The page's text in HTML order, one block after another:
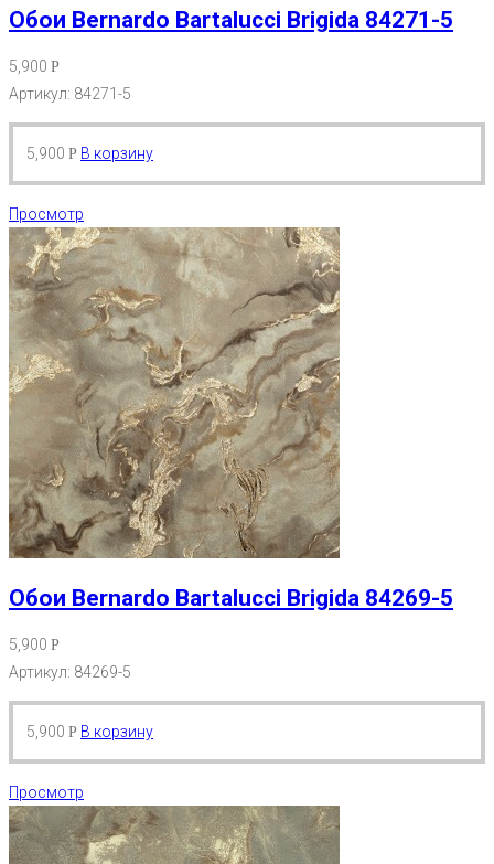
Обои Bernardo Bartalucci Brigida 84271-5
5,900 Р
Артикул: 84271-5
5,900 Р В корзину
Просмотр
Обои Bernardo Bartalucci Brigida 84269-5
5,900 Р
Артикул: 84269-5
5,900 Р В корзину
Просмотр